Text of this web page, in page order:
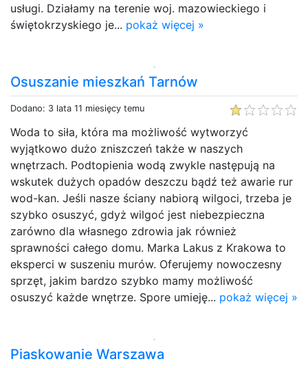
usługi. Działamy na terenie woj. mazowieckiego i
świętokrzyskiego je... pokaż więcej »
Osuszanie mieszkań Tarnów
Dodano: 3 lata 11 miesięcy temu
Woda to siła, która ma możliwość wytworzyć
wyjątkowo dużo zniszczeń także w naszych
wnętrzach. Podtopienia wodą zwykle następują na
wskutek dużych opadów deszczu bądź też awarie rur
wod-kan. Jeśli nasze ściany nabiorą wilgoci, trzeba je
szybko osuszyć, gdyż wilgoć jest niebezpieczna
zarówno dla własnego zdrowia jak również
sprawności całego domu. Marka Lakus z Krakowa to
eksperci w suszeniu murów. Oferujemy nowoczesny
sprzęt, jakim bardzo szybko mamy możliwość
osuszyć każde wnętrze. Spore umieję... pokaż więcej »
Piaskowanie Warszawa